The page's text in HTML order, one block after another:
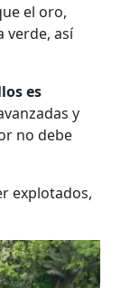
el oro,
verde, así
es
y
no debe
explotados,